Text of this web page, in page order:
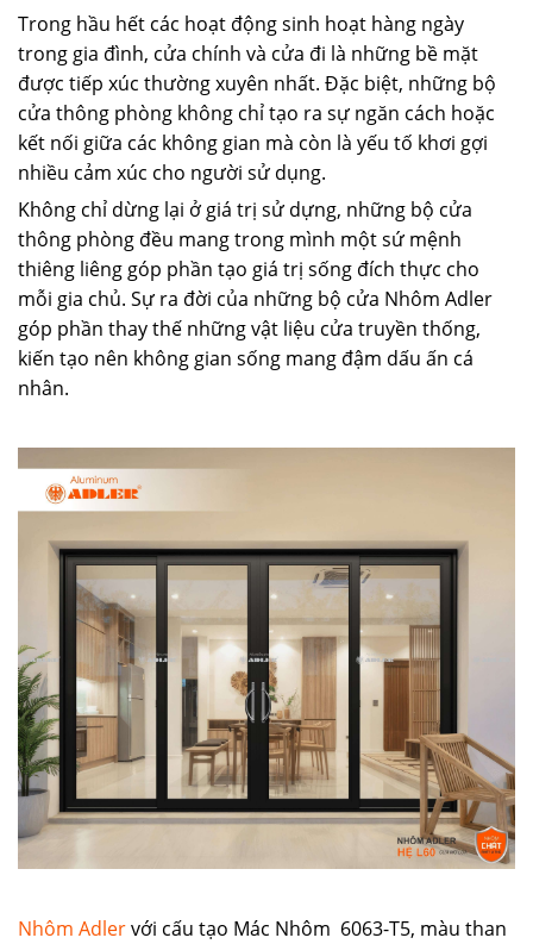
Trong hầu hết các hoạt động sinh hoạt hàng ngày
trong gia đình, cửa chính và cửa đi là những bề mặt
được tiếp xúc thường xuyên nhất. Đặc biệt, những bộ
cửa thông phòng không chỉ tạo ra sự ngăn cách hoặc
kết nối giữa các không gian mà còn là yếu tố khơi gợi
nhiều cảm xúc cho người sử dụng.
Không chỉ dừng lại ở giá trị sử dựng, những bộ cửa
thông phòng đều mang trong mình một sứ mệnh
thiêng liêng góp phần tạo giá trị sống đích thực cho
mỗi gia chủ. Sự ra đời của những bộ cửa Nhôm Adler
góp phần thay thế những vật liệu cửa truyền thống,
kiến tạo nên không gian sống mang đậm dấu ấn cá
nhân.
Nhôm Adlervới cấu tạo Mác Nhôm 6063-T5, màu than